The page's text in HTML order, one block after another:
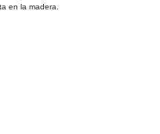
en la madera.